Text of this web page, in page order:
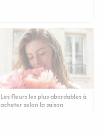
Les fleurs les plus abordables à
acheter selon la saison